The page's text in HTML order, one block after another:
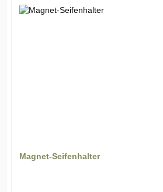
Magnet-Seifenhalter